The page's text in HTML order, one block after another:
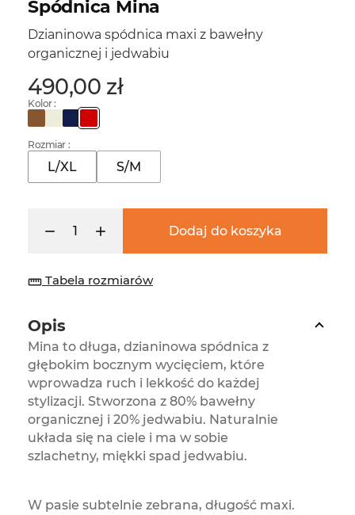
Spódnica Mina
Dzianinowa spódnica maxi z bawełny
organicznej i jedwabiu
490,00 zł
Kolor :
Rozmiar :
L/XL S/M
Dodaj do koszyka
straighten Tabela rozmiarów
Opis
Mina to długa, dzianinowa spódnica z
głębokim bocznym wycięciem, które
wprowadza ruch i lekkość do każdej
stylizacji. Stworzona z 80% bawełny
organicznej i 20% jedwabiu. Naturalnie
układa się na ciele i ma w sobie
szlachetny, miękki spad jedwabiu.
W pasie subtelnie zebrana, długość maxi.